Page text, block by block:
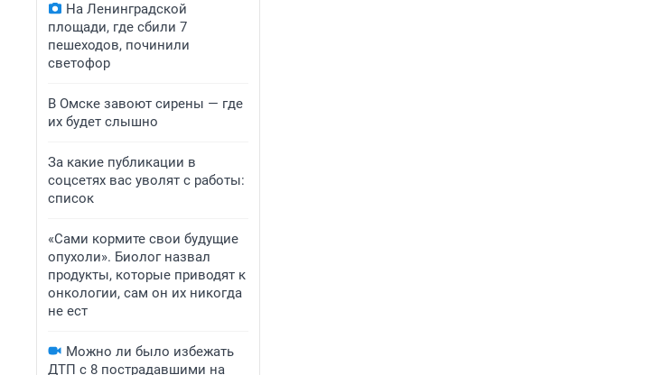
На Ленинградской
площади, где сбили 7
пешеходов, починили
светофор
В Омске завоют сирены — где
их будет слышно
За какие публикации в
соцсетях вас уволят с работы:
список
«Сами кормите свои будущие
опухоли». Биолог назвал
продукты, которые приводят к
онкологии, сам он их никогда
не ест
Можно ли было избежать
ДТП с 8 пострадавшими на